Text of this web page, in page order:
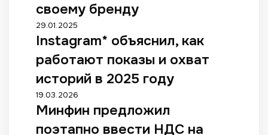
о
г
п
р
о
с
а
:
л
е
е
о
л
о
в
и
своему бренду
I
n
t
a
r
a
m
29.01.2025
Instagram* объяснил, как
работают показы и охват
историй в 2025 году
М
и
ф
19.03.2026
Минфин предложил
поэтапно ввести НДС на